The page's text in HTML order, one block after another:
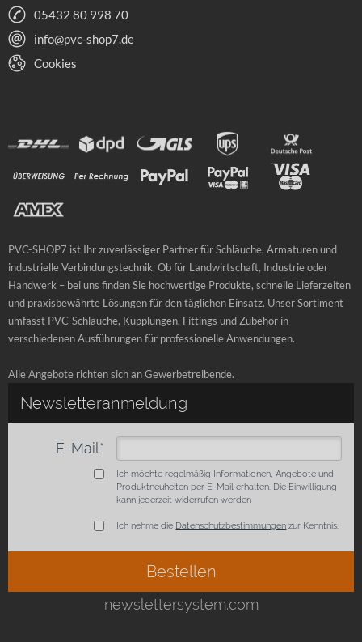
05432 80 998 70
info@pvc-shop7.de
Cookies
PVC-SHOP7 ist Ihr zuverlässiger Partner für Schläuche, Armaturen und
industrielle Verbindungstechnik. Ob für Landwirtschaft, Industrie oder
Handwerk – bei uns finden Sie hochwertige Produkte, schnelle Lieferzeiten
und praxisbewährte Lösungen für den täglichen Einsatz. Unser Sortiment
umfasst PVC-Schläuche, Kupplungen, Fittings und Zubehör in
verschiedenen Ausführungen für professionelle Anwendungen.
Alle Angebote richten sich an Gewerbetreibende.